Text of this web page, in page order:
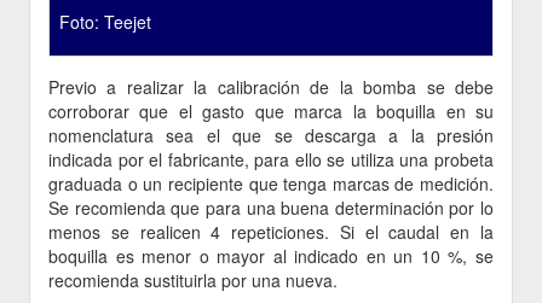
Foto: Teejet
​Previo a realizar la calibración de la bomba se debe
corroborar que el gasto que marca la boquilla en su
nomenclatura sea el que se descarga a la presión
indicada por el fabricante, para ello se utiliza una probeta
graduada o un recipiente que tenga marcas de medición.
Se recomienda que para una buena determinación por lo
menos se realicen 4 repeticiones. Si el caudal en la
boquilla es menor o mayor al indicado en un 10 %, se
recomienda sustituirla por una nueva.